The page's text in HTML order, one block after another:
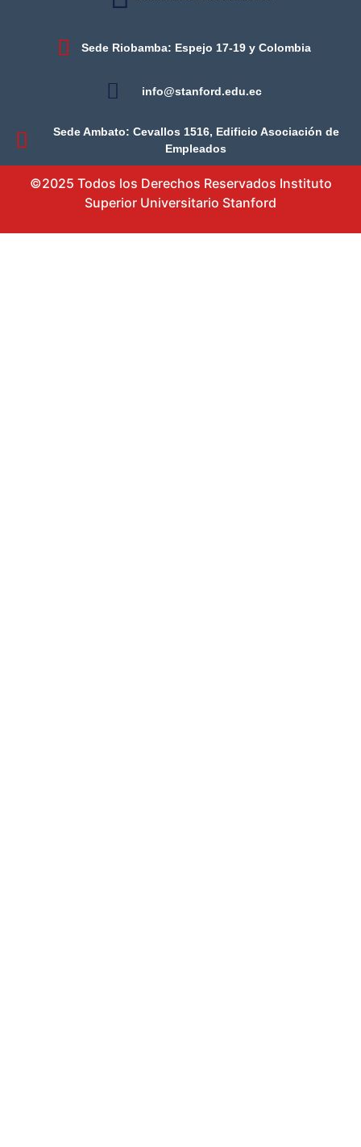
Sede Riobamba: Espejo 17-19 y Colombia
info@stanford.edu.ec
Sede Ambato: Cevallos 1516, Edificio Asociación de
Empleados
©2025 Todos los Derechos Reservados Instituto
Superior Universitario Stanford